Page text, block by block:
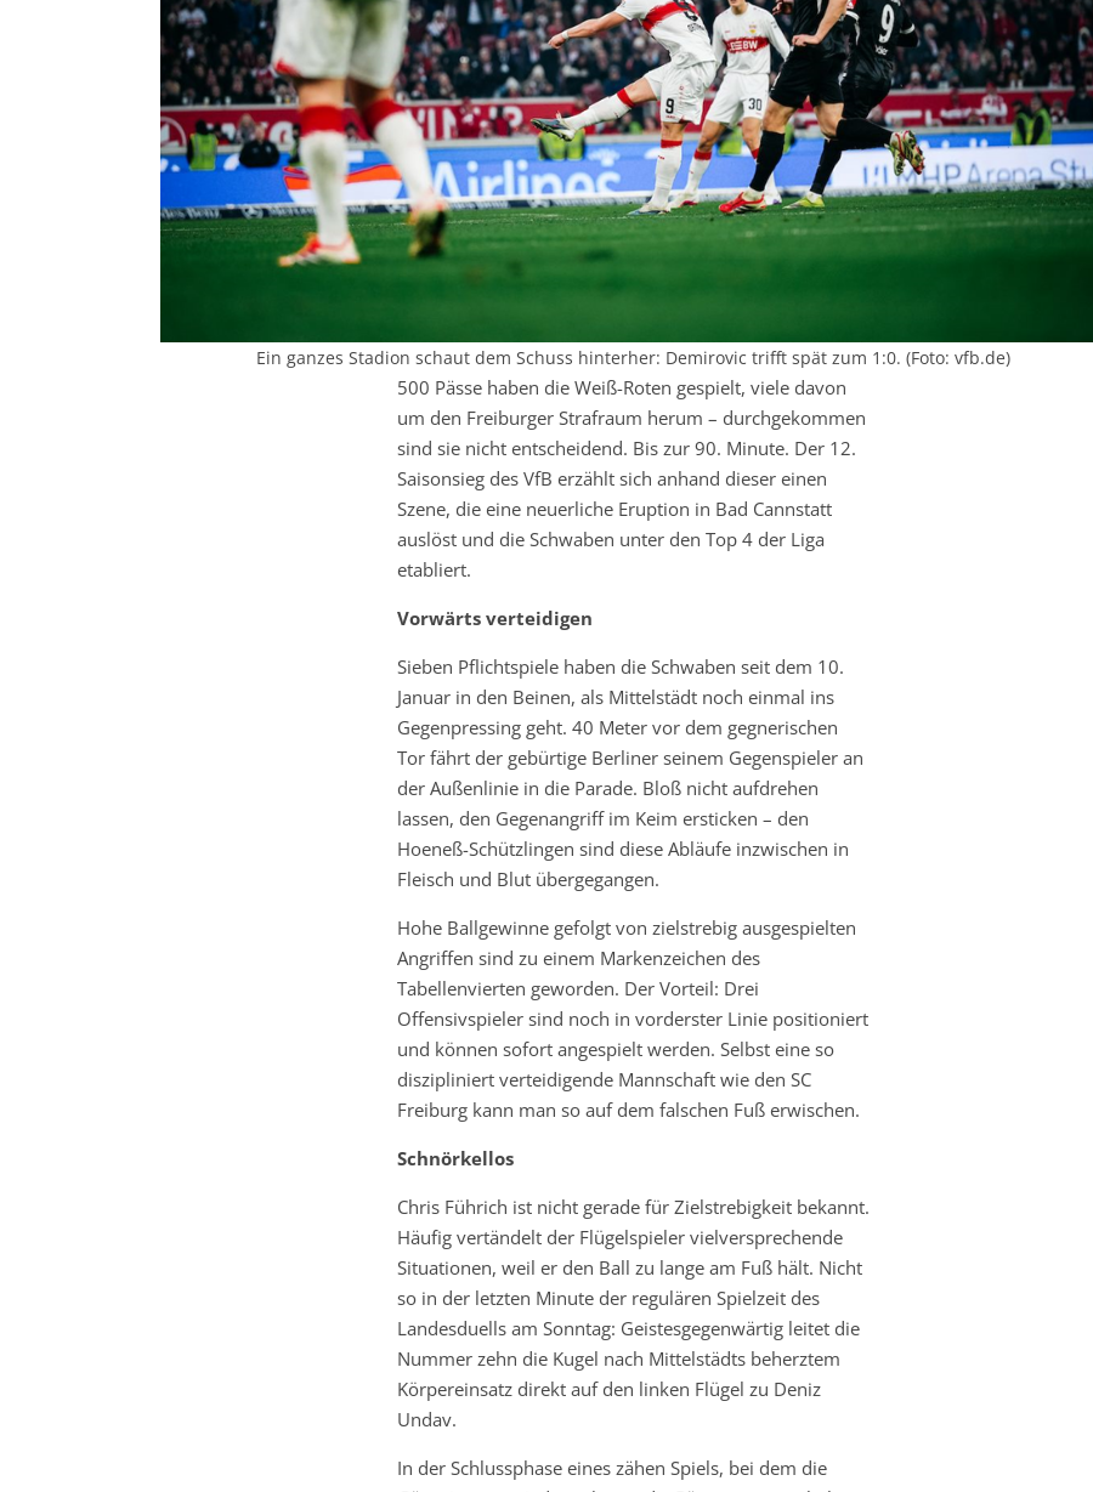
Ein ganzes Stadion schaut dem Schuss hinterher: Demirovic trifft spät zum 1:0. (Foto: vfb.de)
500 Pässe haben die Weiß-Roten gespielt, viele davon
um den Freiburger Strafraum herum – durchgekommen
sind sie nicht entscheidend. Bis zur 90. Minute. Der 12.
Saisonsieg des VfB erzählt sich anhand dieser einen
Szene, die eine neuerliche Eruption in Bad Cannstatt
auslöst und die Schwaben unter den Top 4 der Liga
etabliert.
Vorwärts verteidigen
Sieben Pflichtspiele haben die Schwaben seit dem 10.
Januar in den Beinen, als Mittelstädt noch einmal ins
Gegenpressing geht. 40 Meter vor dem gegnerischen
Tor fährt der gebürtige Berliner seinem Gegenspieler an
der Außenlinie in die Parade. Bloß nicht aufdrehen
lassen, den Gegenangriff im Keim ersticken – den
Hoeneß-Schützlingen sind diese Abläufe inzwischen in
Fleisch und Blut übergegangen.
Hohe Ballgewinne gefolgt von zielstrebig ausgespielten
Angriffen sind zu einem Markenzeichen des
Tabellenvierten geworden. Der Vorteil: Drei
Offensivspieler sind noch in vorderster Linie positioniert
und können sofort angespielt werden. Selbst eine so
diszipliniert verteidigende Mannschaft wie den SC
Freiburg kann man so auf dem falschen Fuß erwischen.
Schnörkellos
Chris Führich ist nicht gerade für Zielstrebigkeit bekannt.
Häufig vertändelt der Flügelspieler vielversprechende
Situationen, weil er den Ball zu lange am Fuß hält. Nicht
so in der letzten Minute der regulären Spielzeit des
Landesduells am Sonntag: Geistesgegenwärtig leitet die
Nummer zehn die Kugel nach Mittelstädts beherztem
Körpereinsatz direkt auf den linken Flügel zu Deniz
Undav.
In der Schlussphase eines zähen Spiels, bei dem die